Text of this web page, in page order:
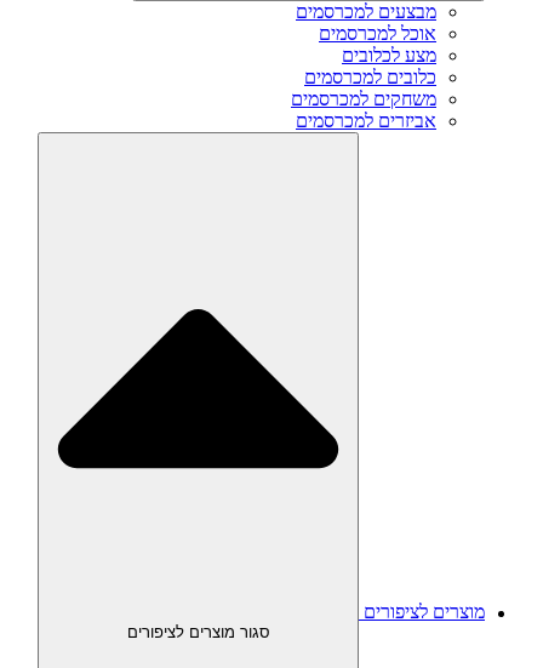
מבצעים למכרסמים
אוכל למכרסמים
מצע לכלובים
כלובים למכרסמים
משחקים למכרסמים
אביזרים למכרסמים
מוצרים לציפורים
סגור מוצרים לציפורים